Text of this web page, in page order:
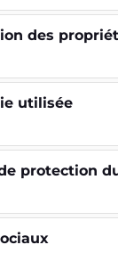
des
utilisée
protection